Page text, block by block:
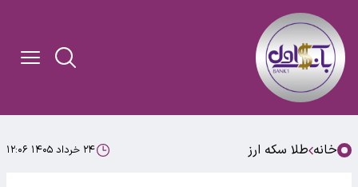
خانه طلا سکه ارز ۲۴ خرداد ۱۴۰۵ ۱۲:۰۶